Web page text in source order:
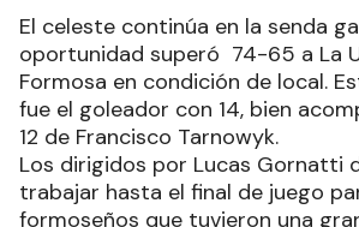
El celeste continúa en la senda
oportunidad superó 74-65 a La
Formosa en condición de local.
fue el goleador con 14, bien
12 de Francisco Tarnowyk.
Los dirigidos por Lucas Gornatti
trabajar hasta el final de juego
formoseños que tuvieron una